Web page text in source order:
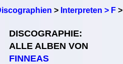
> Interpreten > F>
DISCOGRAPHIE:
ALLE ALBEN VON
FINNEAS